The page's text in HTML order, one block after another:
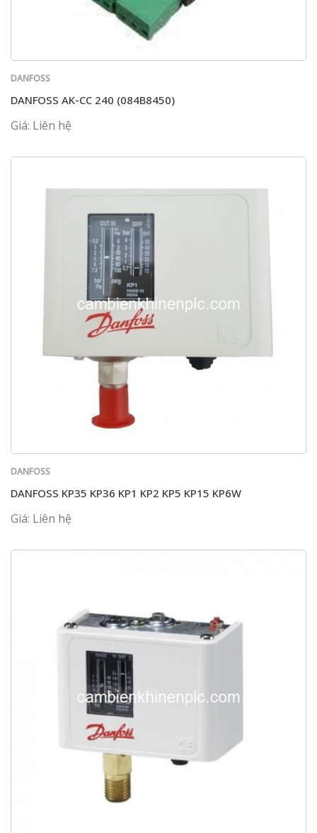
DANFOSS
DANFOSS AK-CC 240 (084B8450)
Giá: Liên hệ
DANFOSS
DANFOSS KP35 KP36 KP1 KP2 KP5 KP15 KP6W
Giá: Liên hệ